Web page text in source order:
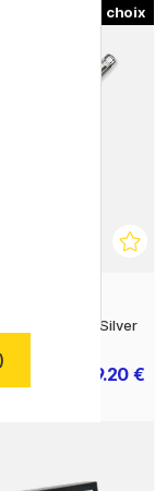
Ecridor Retro Silver
279.20 €